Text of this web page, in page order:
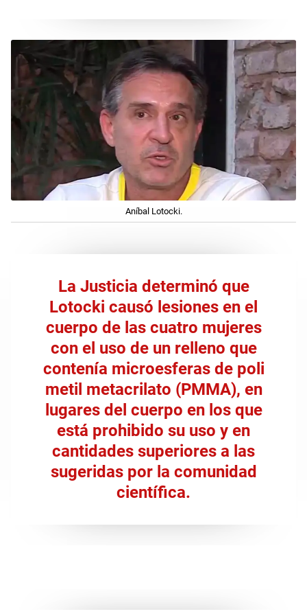
Aníbal Lotocki.
La Justicia determinó que
Lotocki causó lesiones en el
cuerpo de las cuatro mujeres
con el uso de un relleno que
contenía microesferas de poli
metil metacrilato (PMMA), en
lugares del cuerpo en los que
está prohibido su uso y en
cantidades superiores a las
sugeridas por la comunidad
científica.